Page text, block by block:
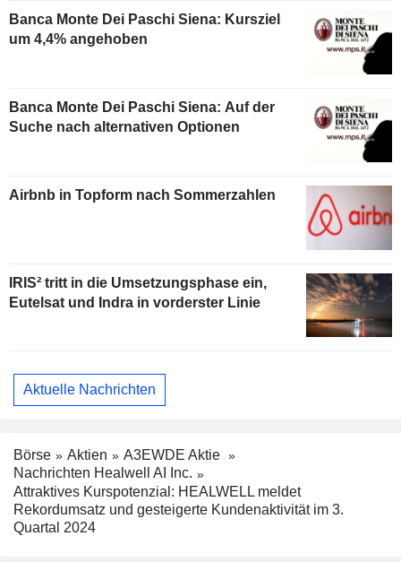
Banca Monte Dei Paschi Siena: Kursziel
um 4,4% angehoben
Banca Monte Dei Paschi Siena: Auf der
Suche nach alternativen Optionen
Airbnb in Topform nach Sommerzahlen
IRIS² tritt in die Umsetzungsphase ein,
Eutelsat und Indra in vorderster Linie
Aktuelle Nachrichten
Börse Aktien
A3EWDE Aktie
Nachrichten Healwell AI Inc.
Attraktives Kurspotenzial: HEALWELL meldet
Rekordumsatz und gesteigerte Kundenaktivität im 3.
Quartal 2024